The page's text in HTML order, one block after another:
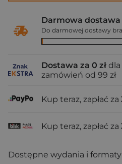
Darmowa dostawa
Do darmowej dostawy
Dostawa za 0 zł dla
zamówień od 99 zł
Kup teraz, zapłać za
Kup teraz, zapłać za
Dostępne wydania i